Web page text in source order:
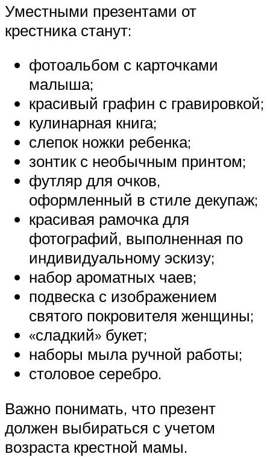
Уместными презентами от
крестника станут:
фотоальбом с карточками
малыша;
красивый графин с гравировкой;
кулинарная книга;
слепок ножки ребенка;
зонтик с необычным принтом;
футляр для очков,
оформленный в стиле декупаж;
красивая рамочка для
фотографий, выполненная по
индивидуальному эскизу;
набор ароматных чаев;
подвеска с изображением
святого покровителя женщины;
«сладкий» букет;
наборы мыла ручной работы;
столовое серебро.
Важно понимать, что презент
должен выбираться с учетом
возраста крестной мамы.